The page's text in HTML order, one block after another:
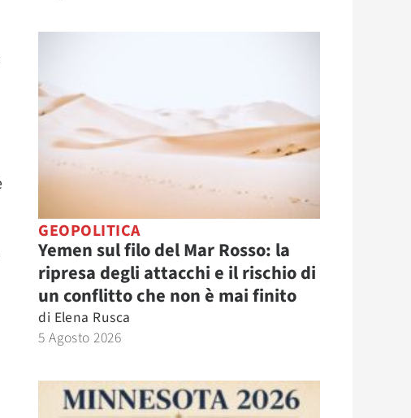
GEOPOLITICA
Yemen sul filo del Mar Rosso: la
ripresa degli attacchi e il rischio di
un conflitto che non è mai finito
di Elena Rusca
5 Agosto 2026